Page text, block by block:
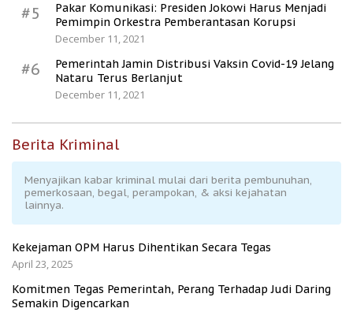
#5
Pakar Komunikasi: Presiden Jokowi Harus Menjadi
Pemimpin Orkestra Pemberantasan Korupsi
December 11, 2021
#6
Pemerintah Jamin Distribusi Vaksin Covid-19 Jelang
Nataru Terus Berlanjut
December 11, 2021
Berita Kriminal
Menyajikan kabar kriminal mulai dari berita pembunuhan,
pemerkosaan, begal, perampokan, & aksi kejahatan
lainnya.
Kekejaman OPM Harus Dihentikan Secara Tegas
April 23, 2025
Komitmen Tegas Pemerintah, Perang Terhadap Judi Daring
Semakin Digencarkan